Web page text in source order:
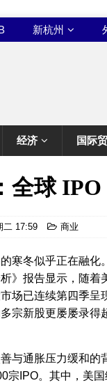
新杭州
经济 国际
全球
二 17:59 商业
寒冬似乎正在融
》报告显示，随
场已连续第四季
宗新股更屡屡录得
与通胀压力缓和
宗IPO。其中，美